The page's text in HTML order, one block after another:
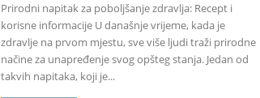
Prirodni napitak za poboljšanje zdravlja: Recept i
korisne informacije U današnje vrijeme, kada je
zdravlje na prvom mjestu, sve više ljudi traži prirodne
načine za unapređenje svog opšteg stanja. Jedan od
takvih napitaka, koji je...